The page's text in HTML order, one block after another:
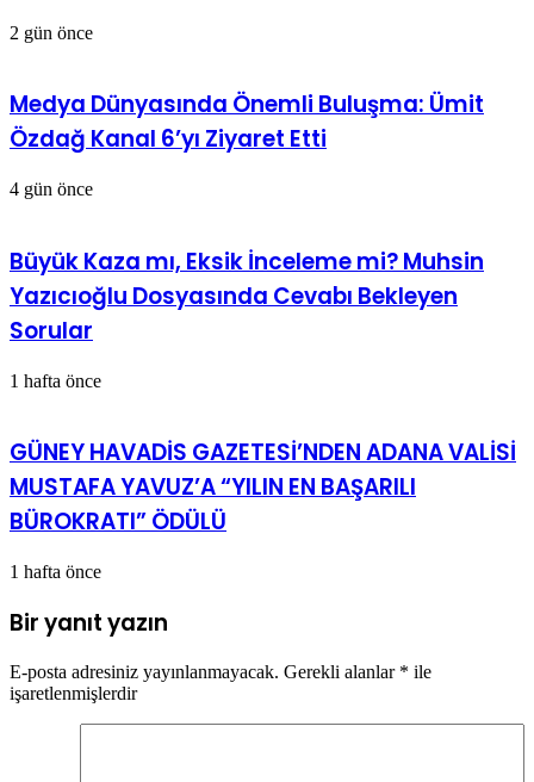
2 gün önce
Medya Dünyasında Önemli Buluşma: Ümit
Özdağ Kanal 6’yı Ziyaret Etti
4 gün önce
Büyük Kaza mı, Eksik İnceleme mi? Muhsin
Yazıcıoğlu Dosyasında Cevabı Bekleyen
Sorular
1 hafta önce
GÜNEY HAVADİS GAZETESİ’NDEN ADANA VALİSİ
MUSTAFA YAVUZ’A “YILIN EN BAŞARILI
BÜROKRATI” ÖDÜLÜ
1 hafta önce
Bir yanıt yazın
E-posta adresiniz yayınlanmayacak. Gerekli alanlar * ile
işaretlenmişlerdir